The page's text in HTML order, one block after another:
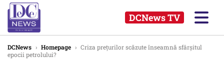
DCNews TV
DCNews › Homepage › Criza prețurilor scăzute înseamnă sfârșitul
epocii petrolului?